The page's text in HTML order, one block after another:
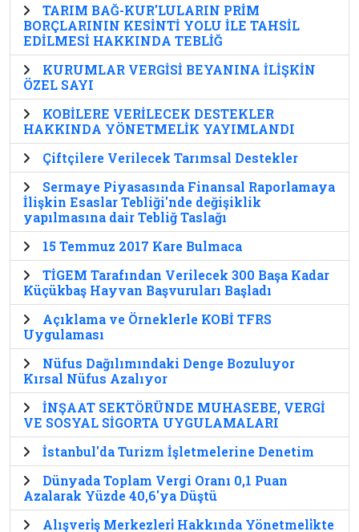
TARIM BAĞ-KUR'LULARIN PRİM
BORÇLARININ KESİNTİ YOLU İLE TAHSİL
EDİLMESİ HAKKINDA TEBLİĞ
KURUMLAR VERGİSİ BEYANINA İLİŞKİN
ÖZEL SAYI
KOBİLERE VERİLECEK DESTEKLER
HAKKINDA YÖNETMELİK YAYIMLANDI
Çiftçilere Verilecek Tarımsal Destekler
Sermaye Piyasasında Finansal Raporlamaya
İlişkin Esaslar Tebliği'nde değişiklik
yapılmasına dair Tebliğ Taslağı
15 Temmuz 2017 Kare Bulmaca
TİGEM Tarafından Verilecek 300 Başa Kadar
Küçükbaş Hayvan Başvuruları Başladı
Açıklama ve Örneklerle KOBİ TFRS
Uygulaması
Nüfus Dağılımındaki Denge Bozuluyor
Kırsal Nüfus Azalıyor
İNŞAAT SEKTÖRÜNDE MUHASEBE, VERGİ
VE SOSYAL SİGORTA UYGULAMALARI
İstanbul'da Turizm İşletmelerine Denetim
Dünyada Toplam Vergi Oranı 0,1 Puan
Azalarak Yüzde 40,6'ya Düştü
Alışveri̇ş Merkezleri̇ Hakkında Yönetmeli̇kte